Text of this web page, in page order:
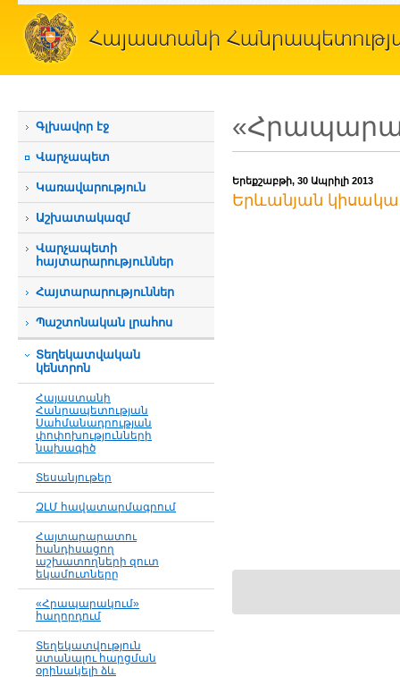
Գլխավոր էջ
Վարչապետ
Կառավարություն
Աշխատակազմ
Վարչապետի
հայտարարություններ
Հայտարարություններ
Պաշտոնական լրահոս
Տեղեկատվական
կենտրոն
Հայաստանի
Հանրապետության
Սահմանադրության
փոփոխությունների
նախագիծ
Տեսանյութեր
ԶԼՄ հավատարմագրում
Հայտարարատու
հանդիսացող
աշխատողների զուտ
եկամուտները
«Հրապարակում»
հաղորդում
Տեղեկատվություն
ստանալու հարցման
օրինակելի ձև
Երեքշաբթի, 30 Ապրիլի 2013
Երևանյան